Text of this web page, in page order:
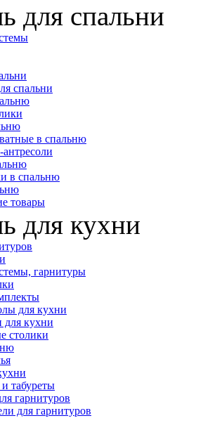
для спальни
спальни
в спальню
в спальню
товары
для кухни
гарнитуры
для кухни
кухни
столики
табуреты
гарнитуров
для гарнитуров